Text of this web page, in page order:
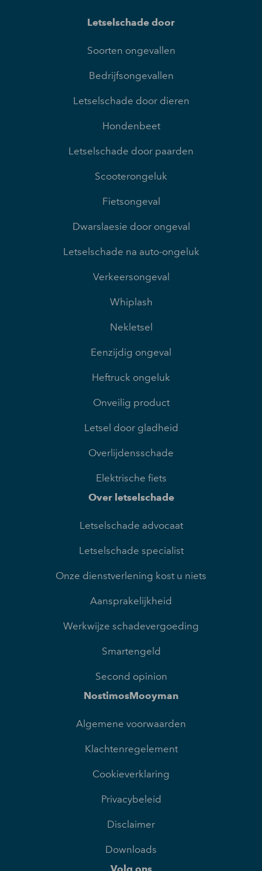
Letselschade door
Soorten ongevallen
Bedrijfsongevallen
Letselschade door dieren
Hondenbeet
Letselschade door paarden
Scooterongeluk
Fietsongeval
Dwarslaesie door ongeval
Letselschade na auto-ongeluk
Verkeersongeval
Whiplash
Nekletsel
Eenzijdig ongeval
Heftruck ongeluk
Onveilig product
Letsel door gladheid
Overlijdensschade
Elektrische fiets
Over letselschade
Letselschade advocaat
Letselschade specialist
Onze dienstverlening kost u niets
Aansprakelijkheid
Werkwijze schadevergoeding
Smartengeld
Second opinion
NostimosMooyman
Algemene voorwaarden
Klachtenregelement
Cookieverklaring
Privacybeleid
Disclaimer
Downloads